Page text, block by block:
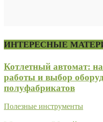
ИНТЕРЕСНЫЕ
Котлетный автомат:
работы и выбор
полуфабрикатов
Полезные инструменты